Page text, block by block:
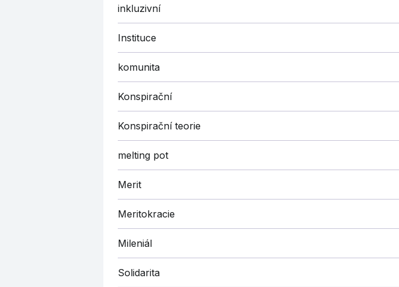
inkluzivní
Instituce
komunita
Konspirační
Konspirační teorie
melting pot
Merit
Meritokracie
Mileniál
Solidarita